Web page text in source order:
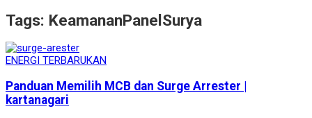
Tags: KeamananPanelSurya
ENERGI TERBARUKAN
Panduan Memilih MCB dan Surge Arrester |
kartanagari